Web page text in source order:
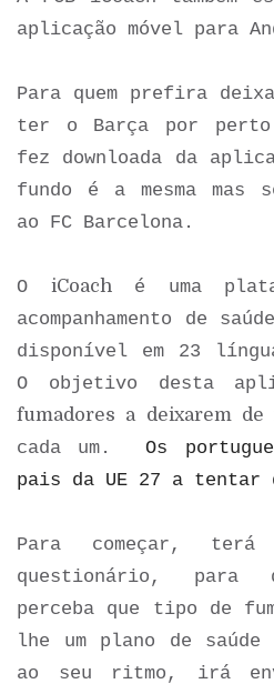
aplicação móvel para
Para quem prefira
ter o Barça por perto
fez downloada da
fundo é a mesma mas
ao FC Barcelona.
O iCoaché uma
acompanhamento de
disponível em 23
O objetivo desta
fumadores a deixarem de
cada um.
Os
pais da UE 27 a tentar
Para começar,
questionário, para
perceba que tipo de
lhe um plano de
ao seu ritmo, irá